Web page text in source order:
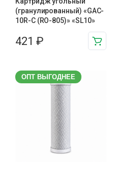
(гранулированный) «GAC-
10R-C (RO-805)» «SL10»
421 ₽
ОПТ ВЫГОДНЕЕ